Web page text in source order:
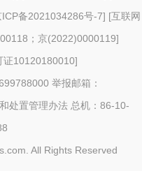
ICP备2021034286号-7] [互联网
；京(2022)0000119]
证10120180010]
举报邮箱：
处置管理办法 总机：86-10-
All Rights Reserved